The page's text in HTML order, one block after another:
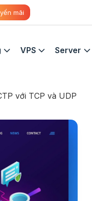
mãi
VPS Server
với TCP và UDP